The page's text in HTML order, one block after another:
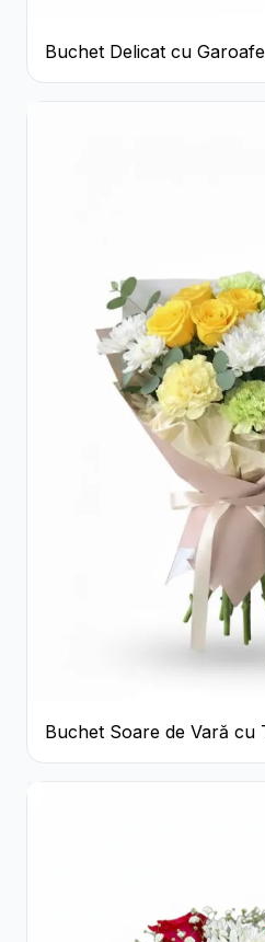
Buchet Delicat cu
Crizanteme Albe
Buchet Soare de Vară cu
Galbeni și Crizanteme